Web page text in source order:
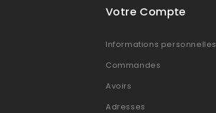
Votre Compte
Informations personnelles
Commandes
Avoirs
Adresses